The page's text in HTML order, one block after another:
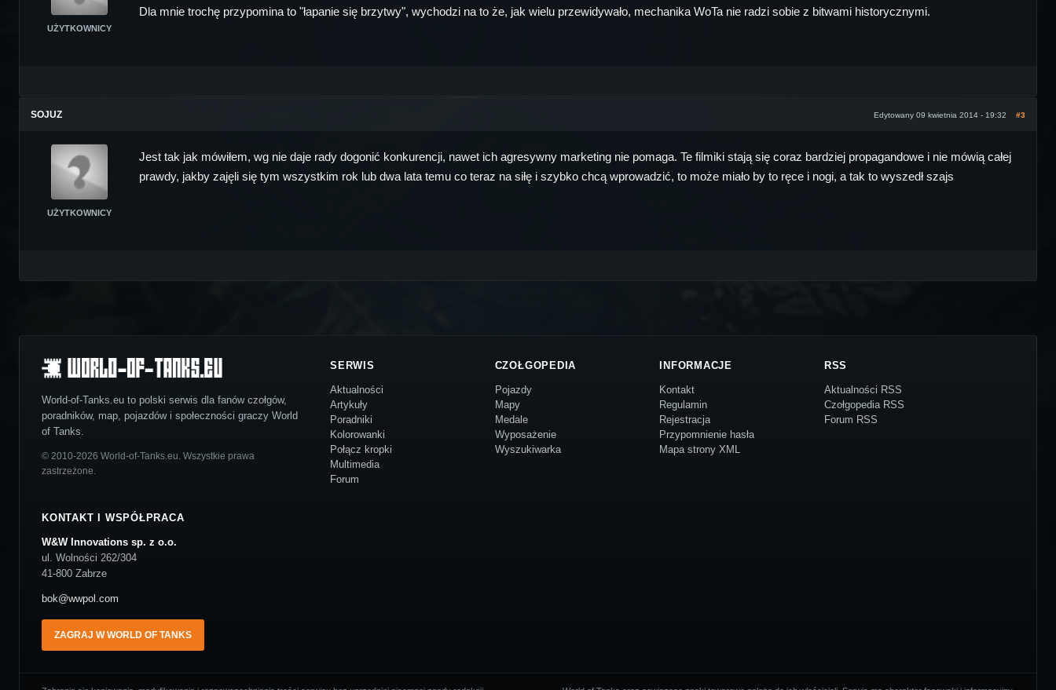
UŻYTKOWNICY
Dla mnie trochę przypomina to "łapanie się brzytwy", wychodzi na to że, jak wielu przewidywało, mechanika WoTa nie radzi sobie z bitwami historycznymi.
SOJUZ Edytowany 09 kwietnia 2014 - 19:32 #3
UŻYTKOWNICY
Jest tak jak mówiłem, wg nie daje rady dogonić konkurencji, nawet ich agresywny marketing nie pomaga. Te filmiki stają się coraz bardziej propagandowe i nie mówią całej
prawdy, jakby zajęli się tym wszystkim rok lub dwa lata temu co teraz na siłę i szybko chcą wprowadzić, to może miało by to ręce i nogi, a tak to wyszedł szajs
World-of-Tanks.eu to polski serwis dla fanów czołgów,
poradników, map, pojazdów i społeczności graczy World
of Tanks.
© 2010-2026 World-of-Tanks.eu. Wszystkie prawa
zastrzeżone.
SERWIS
Aktualności
Artykuły
Poradniki
Kolorowanki
Połącz kropki
Multimedia
Forum
CZOŁGOPEDIA
Pojazdy
Mapy
Medale
Wyposażenie
Wyszukiwarka
INFORMACJE
Kontakt
Regulamin
Rejestracja
Przypomnienie hasła
Mapa strony XML
RSS
Aktualności RSS
Czołgopedia RSS
Forum RSS
KONTAKT I WSPÓŁPRACA
W&W Innovations sp. z o.o.
ul. Wolności 262/304
41-800 Zabrze
bok@wwpol.com
ZAGRAJ W WORLD OF TANKS